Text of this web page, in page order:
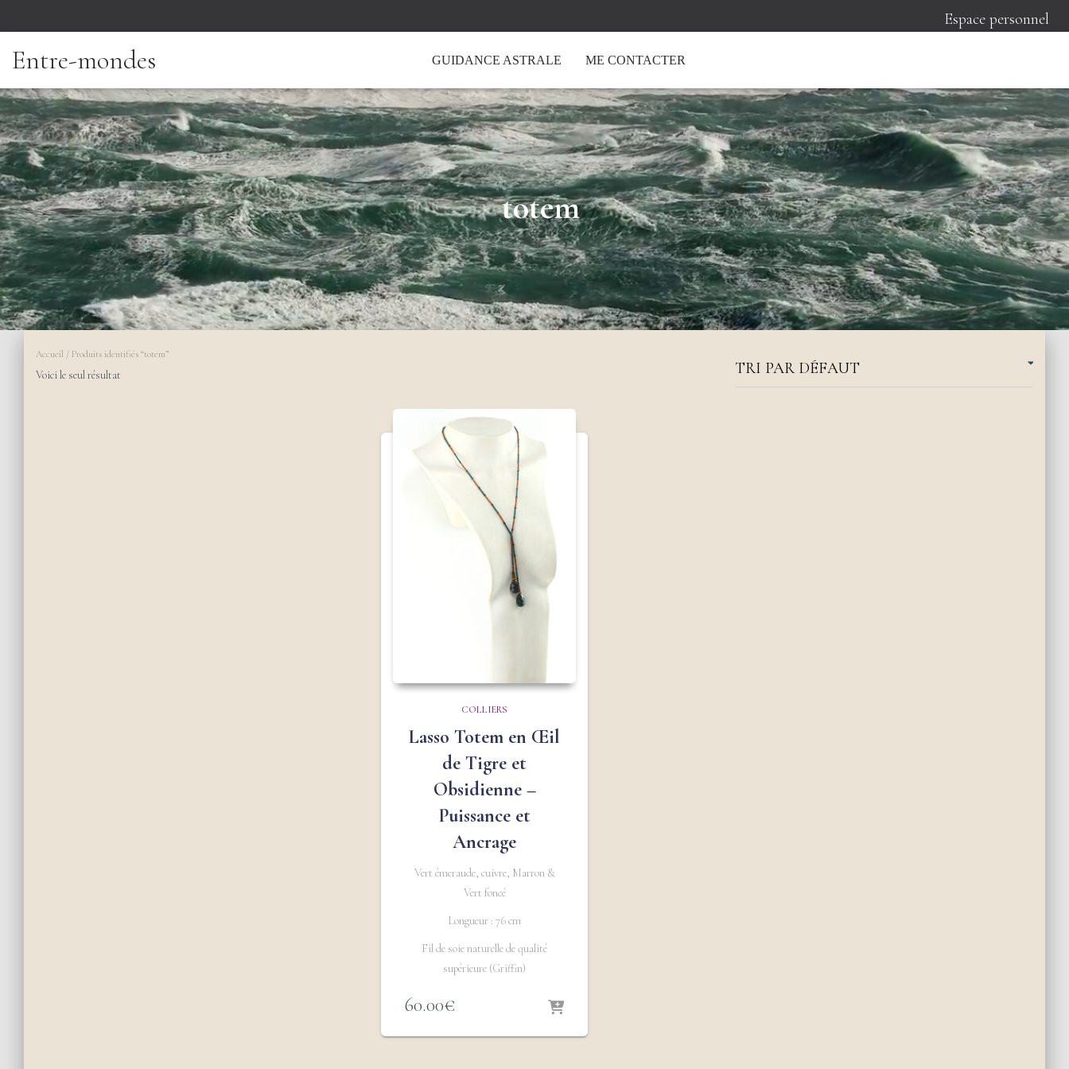
Espace personnel
Entre-mondes GUIDANCE ASTRALE ME CONTACTER
totem
Accueil / Produits identifiés “totem”
Voici le seul résultat
COLLIERS
Lasso Totem en Œil
de Tigre et
Obsidienne –
Puissance et
Ancrage
Vert émeraude, cuivre, Marron &
Vert foncé
Longueur : 76 cm
Fil de soie naturelle de qualité
supérieure (Griffin)
60.00€